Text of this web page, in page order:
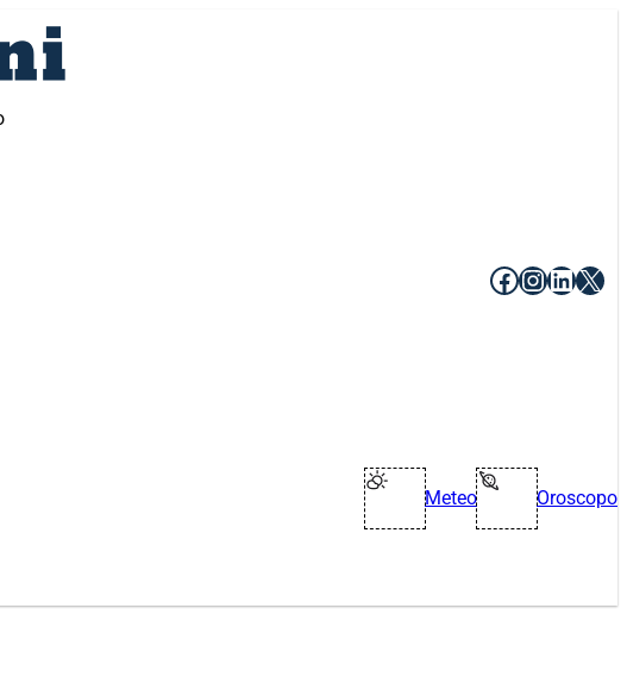
Facebook
X
Meteo Oroscopo